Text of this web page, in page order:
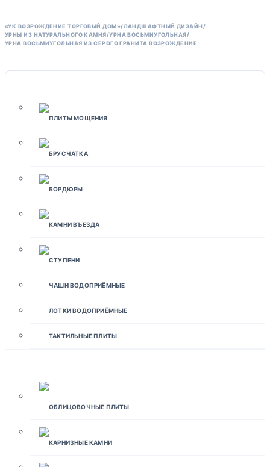
«УК ВОЗРОЖДЕНИЕ ТОРГОВЫЙ ДОМ»/ЛАНДШАФТНЫЙ ДИЗАЙН/
УРНЫ ИЗ НАТУРАЛЬНОГО КАМНЯ/УРНА ВОСЬМИУГОЛЬНАЯ/
УРНА ВОСЬМИУГОЛЬНАЯ ИЗ СЕРОГО ГРАНИТА ВОЗРОЖДЕНИЕ
ПЛИТЫ МОЩЕНИЯ
БРУСЧАТКА
БОРДЮРЫ
КАМНИ ВЪЕЗДА
СТУПЕНИ
ЧАШИ ВОДОПРИЁМНЫЕ
ЛОТКИ ВОДОПРИЁМНЫЕ
ТАКТИЛЬНЫЕ ПЛИТЫ
ОБЛИЦОВОЧНЫЕ ПЛИТЫ
КАРНИЗНЫЕ КАМНИ